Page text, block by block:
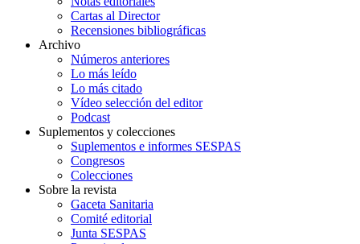
Cartas al Director
Recensiones bibliográficas
Archivo
Números anteriores
Lo más leído
Lo más citado
Vídeo selección del editor
Podcast
Suplementos y colecciones
Suplementos e informes SESPAS
Congresos
Colecciones
Sobre la revista
Gaceta Sanitaria
Comité editorial
Junta SESPAS